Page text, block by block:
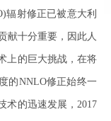
辐射修正已被意大利
献十分重要，因此人
上的巨大挑战，在将
的NNLO修正始终一
术的迅速发展，2017